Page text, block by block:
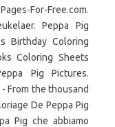
For-Free.com.
Peppa Pig
Birthday Coloring
Coloring Sheets
Pig Pictures.
From the thousand
De Peppa Pig
Pig che abbiamo